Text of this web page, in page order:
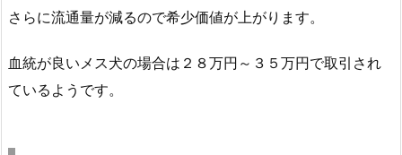
さらに流通量が減るので希少価値が上がります。
血統が良いメス犬の場合は２８万円～３５万円で取引され
ているようです。